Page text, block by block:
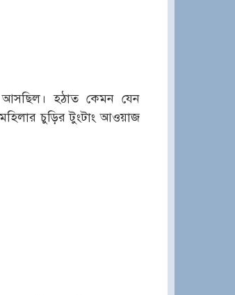
আসছিল। হঠাত কেমন যেন
মহিলার চুড়ির টুংটাং আওয়াজ